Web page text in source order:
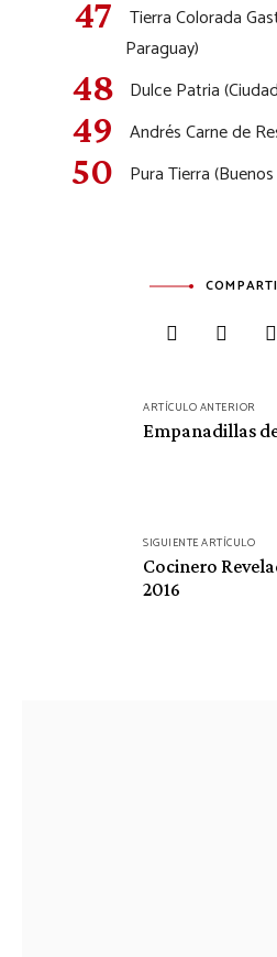
Tierra Colorada
Paraguay)
Dulce Patria
Andrés Carne de
Pura Tierra
ARTÍCULO ANTERIOR
Empanadillas
SIGUIENTE ARTÍCULO
Cocinero
2016